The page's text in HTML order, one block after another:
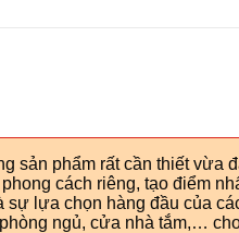
sản phẩm rất cần thiết vừa
cách riêng, tạo điểm
lựa chọn hàng đầu của
ngủ, cửa nhà tắm,…